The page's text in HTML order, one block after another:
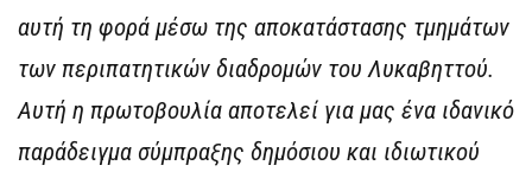
αυτή τη φορά μέσω της αποκατάστασης τμημάτων
των περιπατητικών διαδρομών του Λυκαβηττού.
Αυτή η πρωτοβουλία αποτελεί για μας ένα ιδανικό
παράδειγμα σύμπραξης δημόσιου και ιδιωτικού